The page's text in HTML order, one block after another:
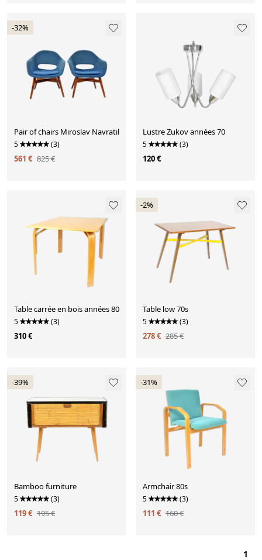
-32%
Pair of chairs Miroslav Navratil
5 (3)
561 € 825 €
Lustre Zukov années 70
5 (3)
120 €
Table carrée en bois années 80
5 (3)
310 €
-2%
Table low 70s
5 (3)
278 € 285 €
-39%
Bamboo furniture
5 (3)
119 € 195 €
-31%
Armchair 80s
5 (3)
111 € 160 €
1